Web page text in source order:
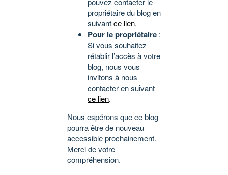
propriétaire du blog en
suivantce lien.
Pour le propriétaire :
Si vous souhaitez
rétablir l’accès à votre
blog, nous vous
invitons à nous
contacter en suivant
ce lien.
Nous espérons que ce blog
pourra être de nouveau
accessible prochainement.
Merci de votre
compréhension.